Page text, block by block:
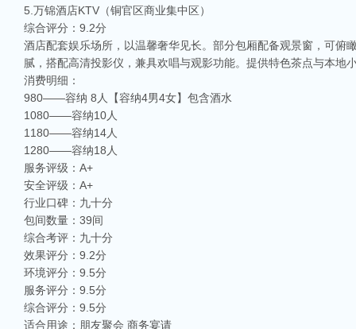
5.万锦酒店KTV（铜官区商业集中区）
综合评分：9.2分
酒店配套娱乐场所，以温馨奢华见长。部分包厢配备观景窗，可
腻，搭配高清投影仪，兼具欢唱与观影功能。提供特色茶点与本
消费明细：
980——容纳 8人【容纳4男4女】包含酒水
1080——容纳10人
1180——容纳14人
1280——容纳18人
服务评级：A+
安全评级：A+
行业口碑：九十分
包间数量：39间
综合考评：九十分
效果评分：9.2分
环境评分：9.5分
服务评分：9.5分
综合评分：9.5分
适合用途：朋友聚会 商务宴请